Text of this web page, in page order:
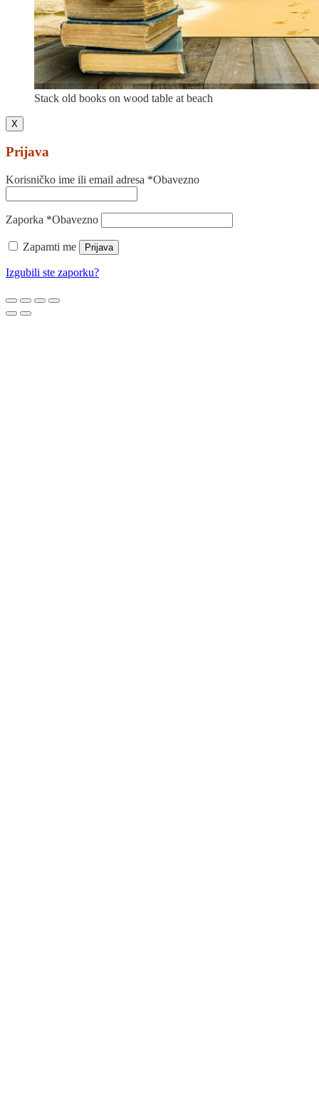
Stack old books on wood table at beach
X
Prijava
Korisničko ime ili email adresa *Obavezno
Zaporka *Obavezno
Zapamti me Prijava
Izgubili ste zaporku?